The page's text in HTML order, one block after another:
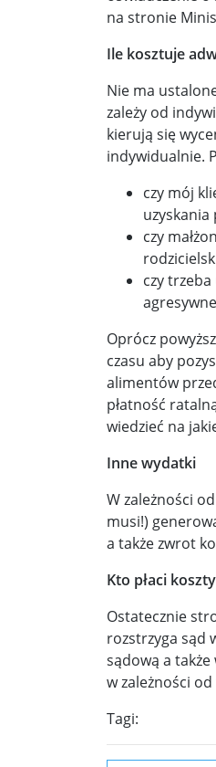
na stronie
Ile kosztuje
Nie ma
zależy od
kierują się
indywidualnie.
czy mój
uzyskania
czy
czy
Oprócz
czasu aby
alimentów
płatność
wiedzieć na
Inne wydatki
W zależności
musi!)
a także zwrot
Kto płaci
Ostatecznie
rozstrzyga sąd
sądową a
w zależności
Tagi: